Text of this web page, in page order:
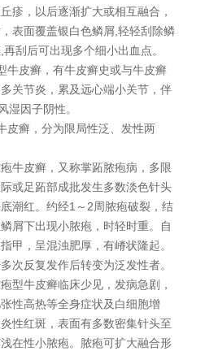
疹，以后逐渐扩大或相互融合，
表面覆盖银白色鳞屑,轻轻刮除鳞
刮后可出现多个细小出血点。
皮癣，有牛皮癣史或与牛皮癣
关节炎，累及远心端小关节，伴
湿因子阴性。
癣，分为限局性泛、发性两
皮癣，又称掌跖脓疱病，多限
或足跖部成批发生多数淡色针头
潮红。约经1～2周脓疱破裂，结
屑下出现小脓疱，时轻时重。自
甲，呈混浊肥厚，有嵴状隆起。
次反复发作后转变为泛发性者。
牛皮癣临床少见，发病急剧，
性高热等全身症状及白细胞增
性红斑，表面有多数密集针头至
在性小脓疱。脓疱可扩大融合形